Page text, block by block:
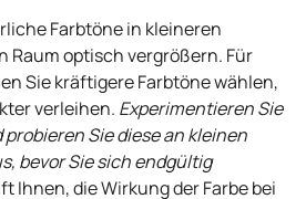
Farbtöne in kleineren
Raum optisch vergrößern. Für
Sie kräftigere Farbtöne wählen,
verleihen. Experimentieren Sie
Sie diese an kleinen
bevor Sie sich endgültig
Ihnen, die Wirkung der Farbe bei